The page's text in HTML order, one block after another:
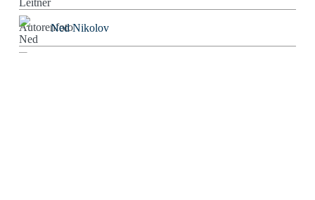
Ned Nikolov